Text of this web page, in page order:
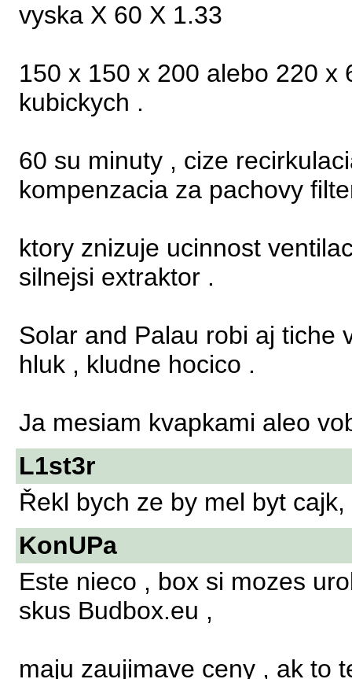
vyska X 60 X 1.33
150 x 150 x 200 alebo 220 x
kubickych .
60 su minuty , cize
kompenzacia za pachovy
ktory znizuje ucinnost
silnejsi extraktor .
Solar and Palau robi aj tiche
hluk , kludne hocico .
Ja mesiam kvapkami aleo
L1st3r
Řekl bych ze by mel byt
KonUPa
Este nieco , box si mozes
skus Budbox.eu ,
maju zaujimave ceny , ak to